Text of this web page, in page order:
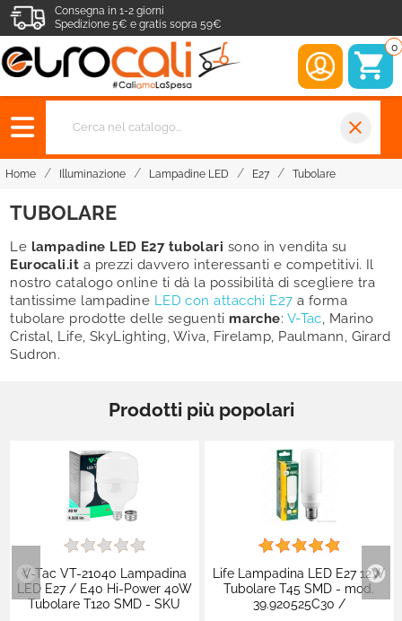
Consegna in 1-2 giorni
Spedizione 5€ e gratis sopra 59€
0
close
Home Illuminazione Lampadine LED E27 Tubolare
TUBOLARE
Le lampadine LED E27 tubolari sono in vendita su
Eurocali.it a prezzi davvero interessanti e competitivi. Il
nostro catalogo online ti dà la possibilità di scegliere tra
tantissime lampadine LED con attacchi E27 a forma
tubolare prodotte delle seguenti marche: V-Tac, Marino
Cristal, Life, SkyLighting, Wiva, Firelamp, Paulmann, Girard
Sudron.
Prodotti più popolari
V-Tac VT-21040 Lampadina
LED E27 / E40 Hi-Power 40W
Tubolare T120 SMD - SKU
Life Lampadina LED E27 12W
Tubolare T45 SMD - mod.
39.920525C30 /